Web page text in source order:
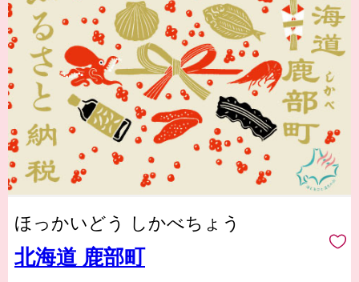
ほっかいどう しかべちょう
北海道 鹿部町